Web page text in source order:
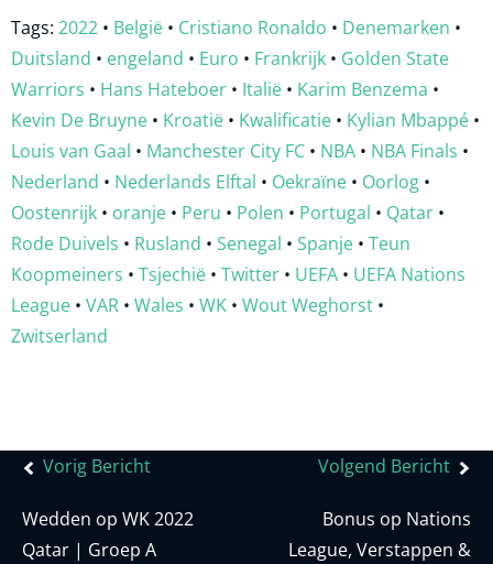
Tags: 2022 • België • Cristiano Ronaldo • Denemarken •
Duitsland • engeland • Euro • Frankrijk • Golden State
Warriors • Hans Hateboer • Italië • Karim Benzema •
Kevin De Bruyne • Kroatië • Kwalificatie • Kylian Mbappé •
Louis van Gaal • Manchester City FC • NBA • NBA Finals •
Nederland • Nederlands Elftal • Oekraïne • Oorlog •
Oostenrijk • oranje • Peru • Polen • Portugal • Qatar •
Rode Duivels • Rusland • Senegal • Spanje • Teun
Koopmeiners • Tsjechië • Twitter • UEFA • UEFA Nations
League • VAR • Wales • WK • Wout Weghorst •
Zwitserland
Bericht
Vorig Bericht
Wedden op WK 2022
Qatar | Groep A
Volgend Bericht
Bonus op Nations
League, Verstappen &